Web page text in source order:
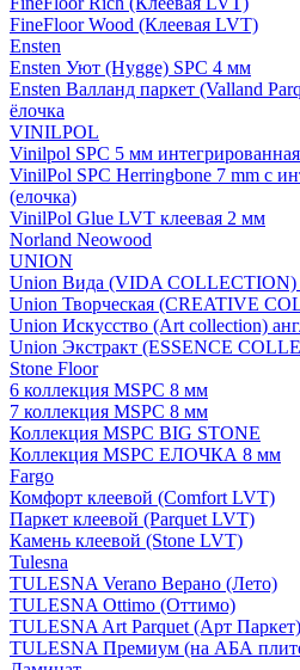
FineFloor Wood (Клеевая LVT)
Ensten
Ensten Уют (Hygge) SPC 4 мм
Ensten Валланд паркет (Valland
ёлочка
VINILPOL
Vinilpol SPC 5 мм
VinilPol SPC Herringbone 7 mm с
(елочка)
VinilPol Glue LVT клеевая 2 мм
Norland Neowood
UNION
Union Вида (VIDA COLLECTION)
Union Творческая (CREATIVE
Union Искусство (Art collection)
Union Экстракт (ESSENCE
Stone Floor
6 коллекция MSPC 8 мм
7 коллекция MSPC 8 мм
Коллекция MSPC BIG STONE
Коллекция MSPC ЕЛОЧКА 8 мм
Fargo
Комфорт клеевой (Comfort LVT)
Паркет клеевой (Parquet LVT)
Камень клеевой (Stone LVT)
Tulesna
TULESNA Verano Верано (Лето)
TULESNA Ottimo (Оттимо)
TULESNA Art Parquet (Арт Паркет)
TULESNA Премиум (на АБА